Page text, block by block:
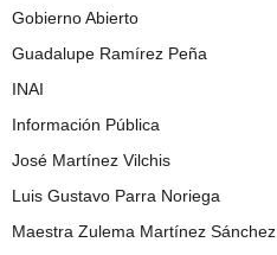
Gobierno Abierto
Guadalupe Ramírez Peña
INAI
Información Pública
José Martínez Vilchis
Luis Gustavo Parra Noriega
Maestra Zulema Martínez Sánchez